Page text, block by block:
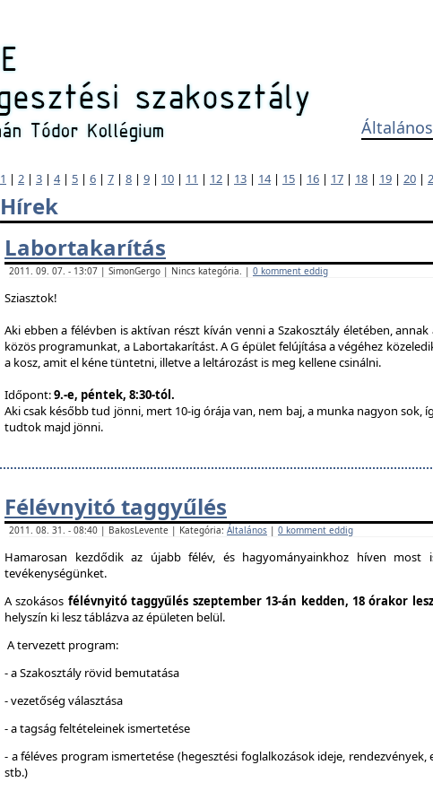
Általános
1 | 2 | 3 | 4| 5 | 6 | 7 | 8 | 9 | 10 | 11 | 12 | 13 | 14| 15 | 16 | 17 | 18 | 19 | 20 |
Hírek
Labortakarítás
2011. 09. 07. - 13:07 | SimonGergo | Nincs kategória. | 0 komment eddig
Sziasztok!
Aki ebben a félévben is aktívan részt kíván venni a Szakosztály életében,
közös programunkat, a Labortakarítást. A G épület felújítása a végéhez
a kosz, amit el kéne tüntetni, illetve a leltározást is meg kellene csinálni.
Időpont:9.-e, péntek, 8:30-tól.
Aki csak később tud jönni, mert 10-ig órája van, nem baj, a munka nagyon sok,
tudtok majd jönni.
Félévnyitó taggyűlés
2011. 08. 31. - 08:40 | BakosLevente | Kategória: Általános | 0 komment eddig
Hamarosan kezdődik az újabb félév, és hagyományainkhoz híven most
tevékenységünket.
A szokásos félévnyitó taggyűlés szeptember 13-án kedden, 18 órakor
helyszín ki lesz táblázva az épületen belül.
A tervezett program:
- a Szakosztály rövid bemutatása
- vezetőség választása
- a tagság feltételeinek ismertetése
- a féléves program ismertetése (hegesztési foglalkozások ideje,
stb.)